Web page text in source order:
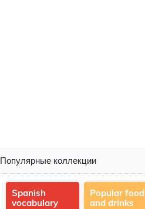
Популярные коллекции
Spanish
vocabulary
Popular food
and drinks